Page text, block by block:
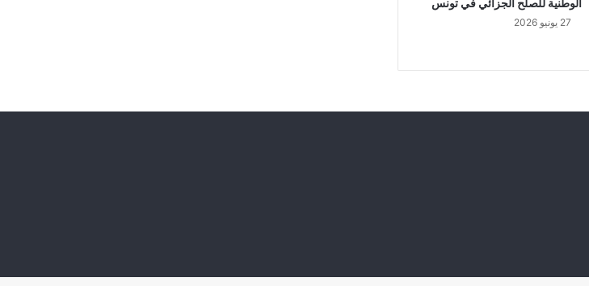
الوطنية للصلح الجزائي في تونس
27 يونيو 2026